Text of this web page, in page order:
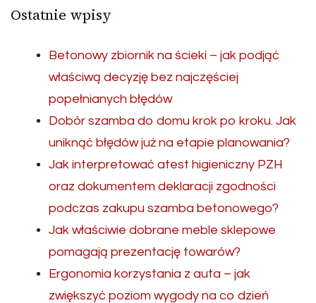
Ostatnie wpisy
Betonowy zbiornik na ścieki – jak podjąć
właściwą decyzję bez najczęściej
popełnianych błędów
Dobór szamba do domu krok po kroku. Jak
uniknąć błędów już na etapie planowania?
Jak interpretować atest higieniczny PZH
oraz dokumentem deklaracji zgodności
podczas zakupu szamba betonowego?
Jak właściwie dobrane meble sklepowe
pomagają prezentację towarów?
Ergonomia korzystania z auta – jak
zwiększyć poziom wygody na co dzień